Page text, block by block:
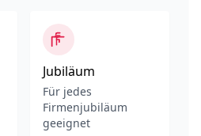
Jubiläum
Für jedes
Firmenjubiläum
geeignet